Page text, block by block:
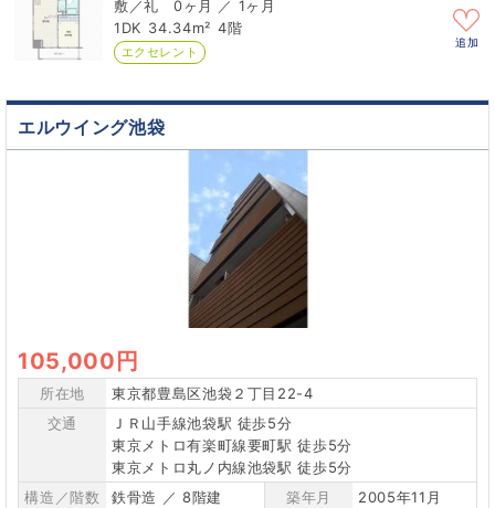
0ヶ月 ／ 1ヶ月
1DK 34.34m² 4階
エクセレント
追加
エルウイング池袋
105,000円
所在地
東京都豊島区池袋２丁目22-4
交通
ＪＲ山手線池袋駅 徒歩5分
東京メトロ有楽町線要町駅 徒歩5分
東京メトロ丸ノ内線池袋駅 徒歩5分
構造／階数
鉄骨造 ／ 8階建 築年月 2005年11月